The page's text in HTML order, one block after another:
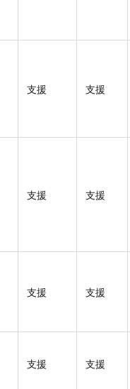
支援 支援
支援 支援
支援 支援
支援 支援